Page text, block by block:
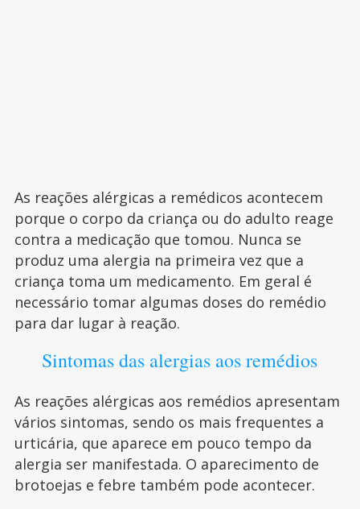
As reações alérgicas a remédicos acontecem
porque o corpo da criança ou do adulto reage
contra a medicação que tomou. Nunca se
produz uma alergia na primeira vez que a
criança toma um medicamento. Em geral é
necessário tomar algumas doses do remédio
para dar lugar à reação.
Sintomas das alergias aos remédios
As reações alérgicas aos remédios apresentam
vários sintomas, sendo os mais frequentes a
urticária, que aparece em pouco tempo da
alergia ser manifestada. O aparecimento de
brotoejas e febre também pode acontecer.